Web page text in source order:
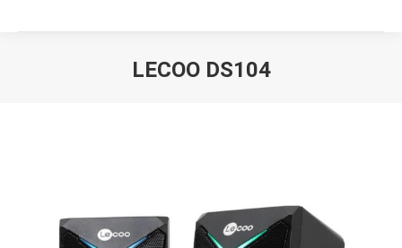
LECOO DS104